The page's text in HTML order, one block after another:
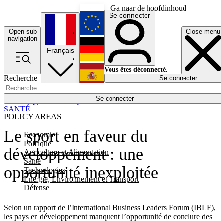
Ga naar de hoofdinhoud
Open sub
navigation
Close menu
Recherche
Se connecter
POLICY AREAS
Economie
Politique
Agriculture et Alimentation
Santé
Technologies
Energie, Environnement et Transport
Défense
Économie
Français
English
Deutsch
Español
Se connecter
Vous êtes déconnecté.
Se connecter
Le sport en faveur du
développement : une
opportunité inexploitée
Selon un rapport de l’International Business Leaders Forum (IBLF),
les pays en développement manquent l’opportunité de conclure des
SANTÉ